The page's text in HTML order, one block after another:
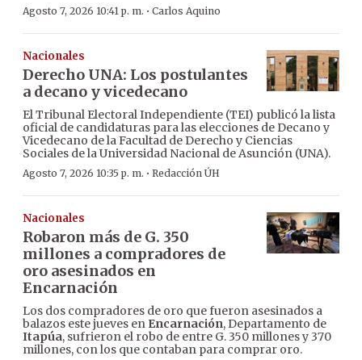
Agosto 7, 2026 10:41 p. m. · Carlos Aquino
Nacionales
Derecho UNA: Los postulantes
a decano y vicedecano
El Tribunal Electoral Independiente (TEI) publicó la lista
oficial de candidaturas para las elecciones de Decano y
Vicedecano de la Facultad de Derecho y Ciencias
Sociales de la Universidad Nacional de Asunción (UNA).
Agosto 7, 2026 10:35 p. m. · Redacción ÚH
Nacionales
Robaron más de G. 350
millones a compradores de
oro asesinados en
Encarnación
Los dos compradores de oro que fueron asesinados a
balazos este jueves en Encarnación, Departamento de
Itapúa, sufrieron el robo de entre G. 350 millones y 370
millones, con los que contaban para comprar oro.